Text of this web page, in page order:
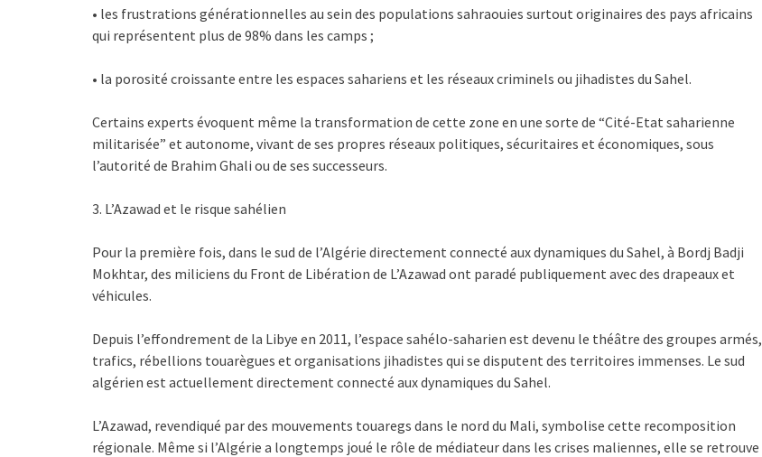
• les frustrations générationnelles au sein des populations sahraouies surtout originaires des pays africains
qui représentent plus de 98% dans les camps ;
• la porosité croissante entre les espaces sahariens et les réseaux criminels ou jihadistes du Sahel.
Certains experts évoquent même la transformation de cette zone en une sorte de “Cité-Etat saharienne
militarisée” et autonome, vivant de ses propres réseaux politiques, sécuritaires et économiques, sous
l’autorité de Brahim Ghali ou de ses successeurs.
3. L’Azawad et le risque sahélien
Pour la première fois, dans le sud de l’Algérie directement connecté aux dynamiques du Sahel, à Bordj Badji
Mokhtar, des miliciens du Front de Libération de L’Azawad ont paradé publiquement avec des drapeaux et
véhicules.
Depuis l’effondrement de la Libye en 2011, l’espace sahélo-saharien est devenu le théâtre des groupes armés,
trafics, rébellions touarègues et organisations jihadistes qui se disputent des territoires immenses. Le sud
algérien est actuellement directement connecté aux dynamiques du Sahel.
L’Azawad, revendiqué par des mouvements touaregs dans le nord du Mali, symbolise cette recomposition
régionale. Même si l’Algérie a longtemps joué le rôle de médiateur dans les crises maliennes, elle se retrouve